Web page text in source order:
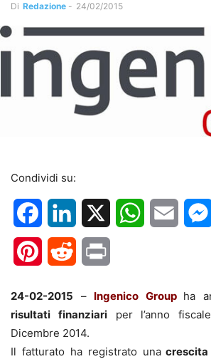
Di Redazione - 24/02/2015
Condividi su:
FacebookLinkedIn WhatsApp
Email
PinterestReddit
24-02-2015 –Ingenico Group ha
risultati finanziariper l’anno
Dicembre 2014.
Il fatturato ha registrato unacrescita